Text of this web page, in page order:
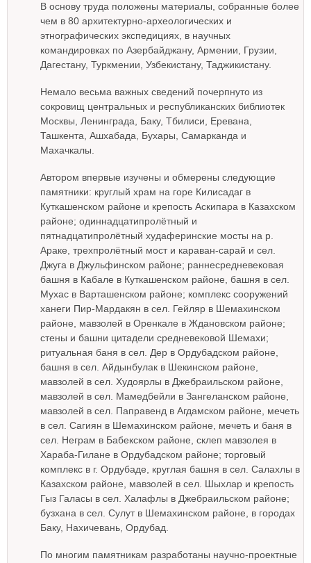
В основу труда положены материалы, собранные более
чем в 80 архитектурно-археологических и
этнографических экспедициях, в научных
командировках по Азербайджану, Армении, Грузии,
Дагестану, Туркмении, Узбекистану, Таджикистану.
Немало весьма важных сведений почерпнуто из
сокровищ центральных и республиканских библиотек
Москвы, Ленинграда, Баку, Тбилиси, Еревана,
Ташкента, Ашхабада, Бухары, Самарканда и
Махачкалы.
Автором впервые изучены и обмерены следующие
памятники: круглый храм на горе Килисадаг в
Куткашенском районе и крепость Аскипара в Казахском
районе; одиннадцатипролётный и
пятнадцатипролётный худаферинские мосты на р.
Араке, трехпролётный мост и караван-сарай и сел.
Джуга в Джульфинском районе; раннесредневековая
башня в Кабале в Куткашенском районе, башня в сел.
Мухас в Варташенском районе; комплекс сооружений
ханеги Пир-Мардакян в сел. Гейляр в Шемахинском
районе, мавзолей в Оренкале в Ждановском районе;
стены и башни цитадели средневековой Шемахи;
ритуальная баня в сел. Дер в Ордубадском районе,
башня в сел. Айдынбулак в Шекинском районе,
мавзолей в сел. Худоярлы в Джебраильском районе,
мавзолей в сел. Мамедбейли в Зангеланском районе,
мавзолей в сел. Паправенд в Агдамском районе, мечеть
в сел. Сагиян в Шемахинском районе, мечеть и баня в
сел. Неграм в Бабекском районе, склеп мавзолея в
Хараба-Гилане в Ордубадском районе; торговый
комплекс в г. Ордубаде, круглая башня в сел. Салахлы в
Казахском районе, мавзолей в сел. Шыхлар и крепость
Гыз Галасы в сел. Халафлы в Джебраильском районе;
бузхана в сел. Сулут в Шемахинском районе, в городах
Баку, Нахичевань, Ордубад.
По многим памятникам разработаны научно-проектные